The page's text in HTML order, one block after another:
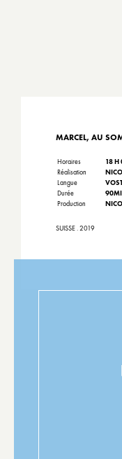
MARCEL, AU
Horaires
18 H
Réalisation
Langue
Durée
Production
SUISSE . 2019